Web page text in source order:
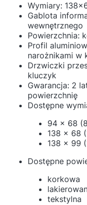
Wymiary:
Gablota
wewnętrznego
Powierzchnia:
Profil
narożnikami w
Drzwiczki
kluczyk
Gwarancja: 2
powierzchnię
Dostępne
94 x 68
138 x 68
138 x 99
Dostępne
korkowa
tekstylna